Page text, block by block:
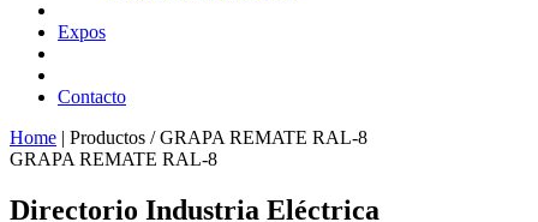
Expos
Contacto
Home | Productos / GRAPA REMATE RAL-8
GRAPA REMATE RAL-8
Directorio Industria Eléctrica